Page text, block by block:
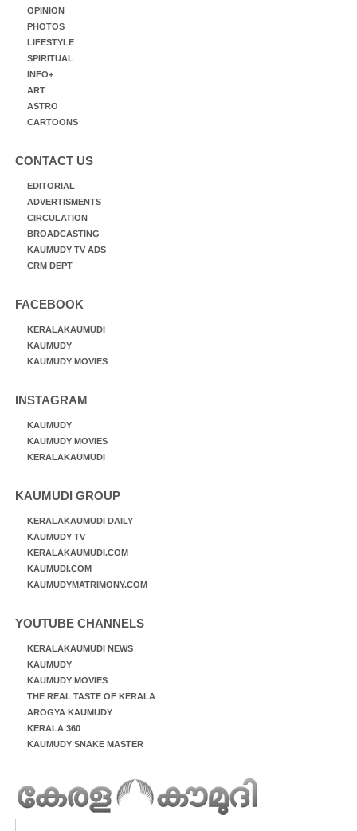
OPINION
PHOTOS
LIFESTYLE
SPIRITUAL
INFO+
ART
ASTRO
CARTOONS
CONTACT US
EDITORIAL
ADVERTISMENTS
CIRCULATION
BROADCASTING
KAUMUDY TV ADS
CRM DEPT
FACEBOOK
KERALAKAUMUDI
KAUMUDY
KAUMUDY MOVIES
INSTAGRAM
KAUMUDY
KAUMUDY MOVIES
KERALAKAUMUDI
KAUMUDI GROUP
KERALAKAUMUDI DAILY
KAUMUDY TV
KERALAKAUMUDI.COM
KAUMUDI.COM
KAUMUDYMATRIMONY.COM
YOUTUBE CHANNELS
KERALAKAUMUDI NEWS
KAUMUDY
KAUMUDY MOVIES
THE REAL TASTE OF KERALA
AROGYA KAUMUDY
KERALA 360
KAUMUDY SNAKE MASTER